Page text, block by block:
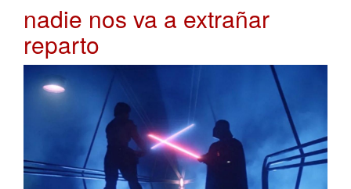
nadie nos va a extrañar
reparto